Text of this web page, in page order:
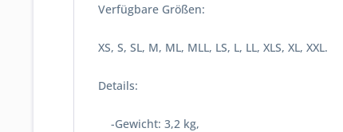
Verfügbare Größen:
XS, S, SL, M, ML, MLL, LS, L, LL, XLS, XL, XXL.
Details:
-Gewicht: 3,2 kg,